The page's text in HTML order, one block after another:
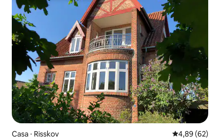
Casa ⋅ Risskov 4,89 de uma
4,89 (62)